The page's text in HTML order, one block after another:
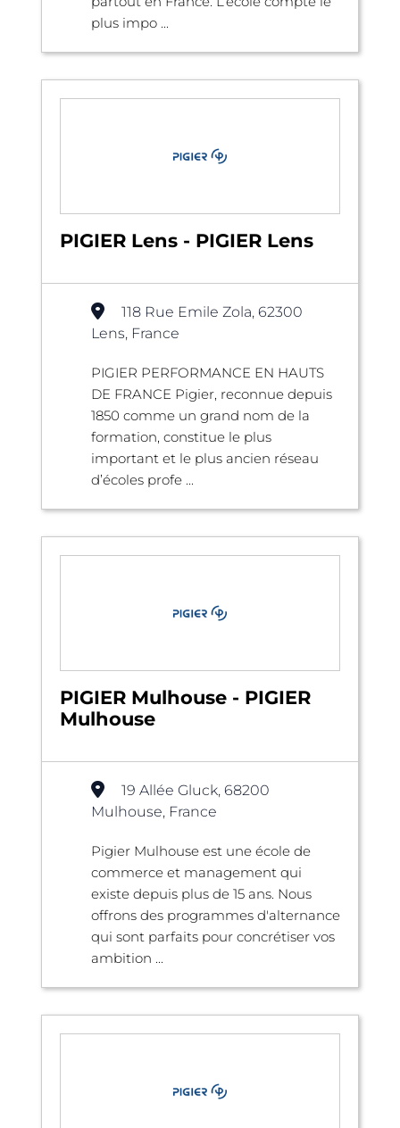
plus impo ...
PIGIER Lens - PIGIER Lens
118 Rue Emile Zola, 62300
Lens, France
PIGIER PERFORMANCE EN HAUTS
DE FRANCE Pigier, reconnue depuis
1850 comme un grand nom de la
formation, constitue le plus
important et le plus ancien réseau
d’écoles profe ...
PIGIER Mulhouse - PIGIER
Mulhouse
19 Allée Gluck, 68200
Mulhouse, France
Pigier Mulhouse est une école de
commerce et management qui
existe depuis plus de 15 ans. Nous
offrons des programmes d'alternance
qui sont parfaits pour concrétiser vos
ambition ...